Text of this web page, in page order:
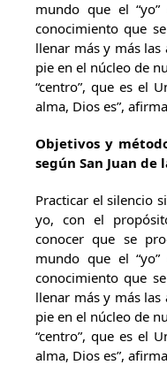
mundo que el
conocimiento que
llenar más y más
pie en el núcleo de
“centro”, que es el
alma, Dios es”,
Objetivos y
según San Juan de
Practicar el silencio
yo, con el
conocer que se
mundo que el
conocimiento que
llenar más y más
pie en el núcleo de
“centro”, que es el
alma, Dios es”,